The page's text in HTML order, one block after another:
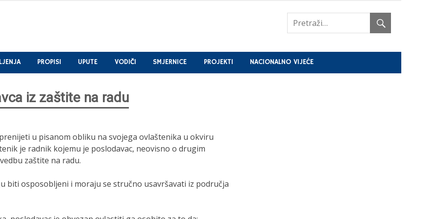
PROPISI UPUTE VODIČI SMJERNICE PROJEKTI NACIONALNO VIJEĆE
iz zaštite na radu
u pisanom obliku na svojega ovlaštenika u okviru
je radnik kojemu je poslodavac, neovisno o drugim
zaštite na radu.
biti osposobljeni i moraju se stručno usavršavati iz područja